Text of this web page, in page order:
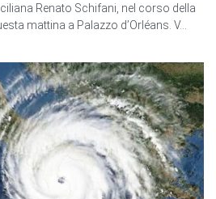
Renato Schifani, nel corso della
mattina a Palazzo d’Orléans. V...